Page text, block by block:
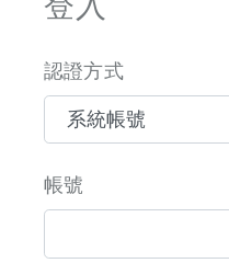
認證方式
帳號